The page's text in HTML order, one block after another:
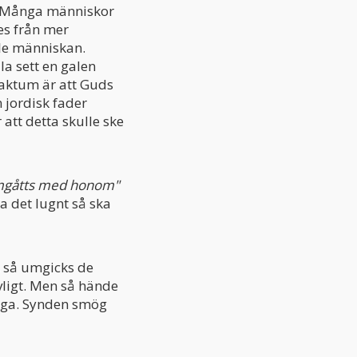
människor
från mer
människan.
sett en galen
är att Guds
jordisk fader
detta skulle ske
med honom"
det lugnt så ska
umgicks de
Men så hände
Synden smög